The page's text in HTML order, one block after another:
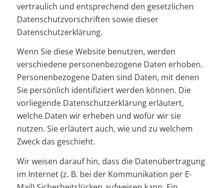
vertraulich und entsprechend den gesetzlichen
Datenschutzvorschriften sowie dieser
Datenschutzerklärung.
Wenn Sie diese Website benutzen, werden
verschiedene personenbezogene Daten erhoben.
Personenbezogene Daten sind Daten, mit denen
Sie persönlich identifiziert werden können. Die
vorliegende Datenschutzerklärung erläutert,
welche Daten wir erheben und wofür wir sie
nutzen. Sie erläutert auch, wie und zu welchem
Zweck das geschieht.
Wir weisen darauf hin, dass die Datenübertragung
im Internet (z. B. bei der Kommunikation per E-